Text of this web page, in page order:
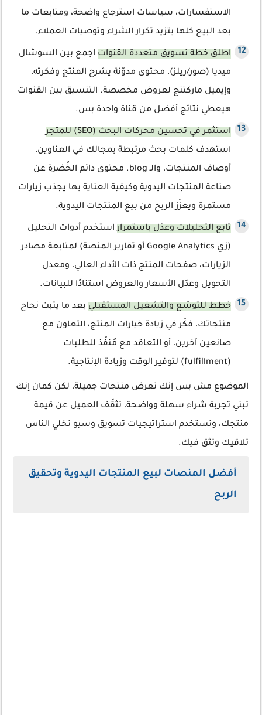
الاستفسارات، سياسات استرجاع واضحة، ومتابعات ما
بعد البيع كلها بتزيد تكرار الشراء وتوصيات العملاء.
اطلق خطة تسويق متعددة القنوات اجمع بين السوشال
ميديا (صور/ريلز)، محتوى مدوّنة يشرح المنتج وفكرته،
وإيميل ماركتنج لعروض مخصصة. التنسيق بين القنوات
هيعطي نتائج أفضل من قناة واحدة بس.
استثمر في تحسين محركات البحث (SEO) للمتجر
استهدف كلمات بحث مرتبطة بمجالك في العناوين،
أوصاف المنتجات، والـ blog. محتوى دائم الخُضرة عن
صناعة المنتجات اليدوية وكيفية العناية بها يجذب زيارات
مستمرة ويعزّز الربح من بيع المنتجات اليدوية.
تابع التحليلات وعدّل باستمراراستخدم أدوات التحليل
(زي Google Analytics أو تقارير المنصة) لمتابعة مصادر
الزيارات، صفحات المنتج ذات الأداء العالي، ومعدل
التحويل وعدّل الأسعار والعروض استنادًا للبيانات.
خطط للتوسّع والتشغيل المستقبلي بعد ما يثبت نجاح
منتجاتك، فكّر في زيادة خيارات المنتج، التعاون مع
صانعين آخرين، أو التعاقد مع مُنفّذ للطلبات
(fulfillment) لتوفير الوقت وزيادة الإنتاجية.
الموضوع مش بس إنك تعرض منتجات جميلة، لكن كمان إنك
تبني تجربة شراء سهلة وواضحة، تثقّف العميل عن قيمة
منتجك، وتستخدم استراتيجيات تسويق وسيو تخلي الناس
تلاقيك وتثق فيك.
أفضل المنصات لبيع المنتجات اليدوية وتحقيق
الربح